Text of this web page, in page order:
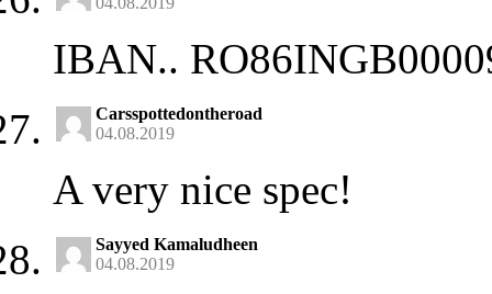
IBAN..
Carsspottedontheroad
04.08.2019
A very nice spec!
Sayyed Kamaludheen
04.08.2019